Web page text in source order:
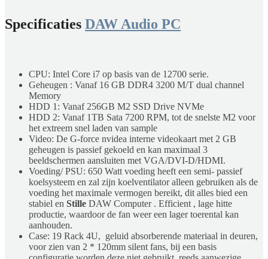
Specificaties DAW Audio PC
CPU: Intel Core i7 op basis van de 12700 serie.
Geheugen : Vanaf 16 GB DDR4 3200 M/T dual channel
Memory
HDD 1: Vanaf 256GB M2 SSD Drive NVMe
HDD 2: Vanaf 1TB Sata 7200 RPM, tot de snelste M2 voor
het extreem snel laden van sample
Video: De G-force nvidea interne videokaart met 2 GB
geheugen is passief gekoeld en kan maximaal 3
beeldschermen aansluiten met VGA/DVI-D/HDMI.
Voeding/ PSU: 650 Watt voeding heeft een semi- passief
koelsysteem en zal zijn koelventilator alleen gebruiken als de
voeding het maximale vermogen bereikt, dit alles bied een
stabiel en Stille DAW Computer . Efficient , lage hitte
productie, waardoor de fan weer een lager toerental kan
aanhouden.
Case: 19 Rack 4U, geluid absorberende materiaal in deuren,
voor zien van 2 * 120mm silent fans, bij een basis